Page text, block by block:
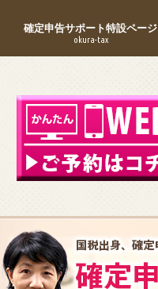
確定申告サポート特設ページ
okura-tax